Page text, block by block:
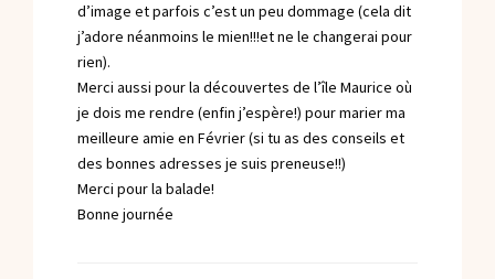
d’image et parfois c’est un peu dommage (cela dit
j’adore néanmoins le mien!!!et ne le changerai pour
rien).
Merci aussi pour la découvertes de l’île Maurice où
je dois me rendre (enfin j’espère!) pour marier ma
meilleure amie en Février (si tu as des conseils et
des bonnes adresses je suis preneuse!!)
Merci pour la balade!
Bonne journée